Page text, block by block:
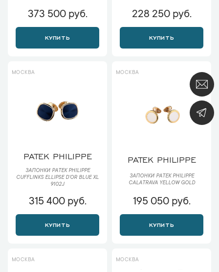
373 500 руб.
КУПИТЬ
228 250 руб.
КУПИТЬ
МОСКВА
PATEK PHILIPPE
ЗАПОНКИ PATEK PHILIPPE
CUFFLINKS ELLIPSE D'OR BLUE XL
9102J
315 400 руб.
КУПИТЬ
МОСКВА
PATEK PHILIPPE
ЗАПОНКИ PATEK PHILIPPE
CALATRAVA YELLOW GOLD
195 050 руб.
КУПИТЬ
МОСКВА МОСКВА